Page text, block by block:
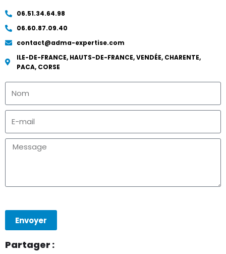
06.51.34.64.98
06.60.87.09.40
contact@adma-expertise.com
ILE-DE-FRANCE, HAUTS-DE-FRANCE, VENDÉE, CHARENTE,
PACA, CORSE
Envoyer
Partager :